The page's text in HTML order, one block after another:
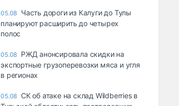
05.08 Часть дороги из Калуги до Тулы
планируют расширить до четырех
полос
05.08 РЖД анонсировала скидки на
экспортные грузоперевозки мяса и угля
в регионах
05.08 СК об атаке на склад Wildberries в